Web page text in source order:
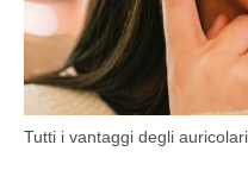
Tutti i vantaggi degli